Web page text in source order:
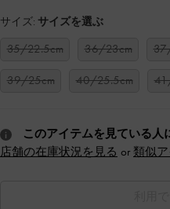
サイズ: サイズを選ぶ
35/22.5cm 36/23cm
39/25cm
40/25.5cm
このアイテムを見ている人
店舗の在庫状況を見る or 類似